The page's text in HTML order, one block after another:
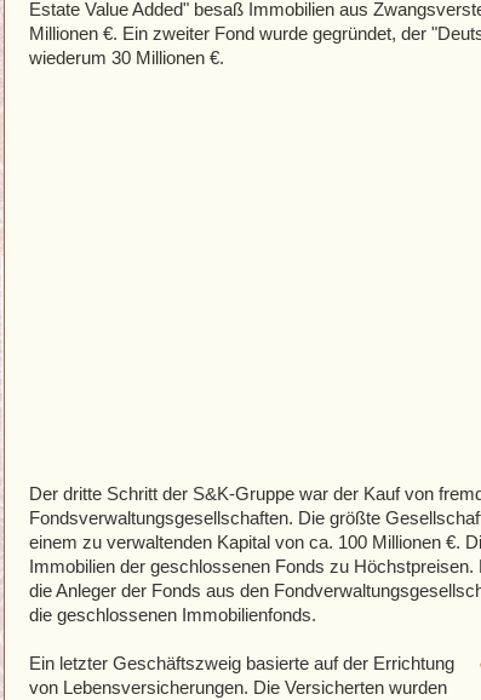
Estate Value Added" besaß Immobilien aus
Millionen €. Ein zweiter Fond wurde gegründet, der
wiederum 30 Millionen €.
Der dritte Schritt der S&K-Gruppe war der Kauf von
Fondsverwaltungsgesellschaften. Die größte
einem zu verwaltenden Kapital von ca. 100 Millionen €.
Immobilien der geschlossenen Fonds zu
die Anleger der Fonds aus den
die geschlossenen Immobilienfonds.
Ein letzter Geschäftszweig basierte auf der Errichtung
von Lebensversicherungen. Die Versicherten wurden